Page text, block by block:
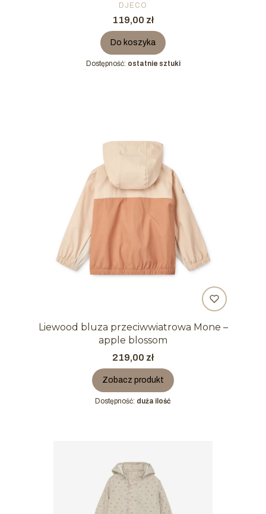
PRODUCENT
DJECO
Cena
119,00 zł
Do koszyka
Dostępność: ostatnie sztuki
Liewood bluza przeciwwiatrowa Mone –
apple blossom
Cena
219,00 zł
Zobacz produkt
Dostępność: duża ilość